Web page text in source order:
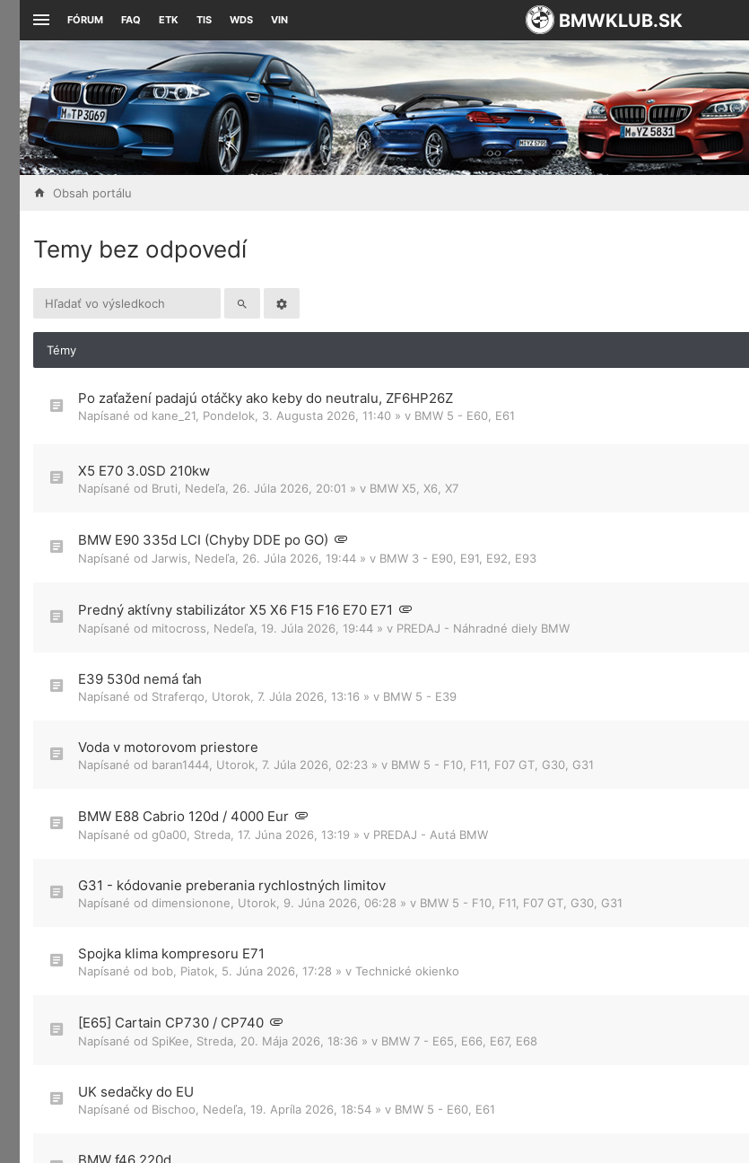
FÓRUM FAQ ETK TIS WDS VIN BMWKLUB.SK
Obsah portálu
Temy bez odpovedí
Témy
Po zaťažení padajú otáčky ako keby do neutralu, ZF6HP26Z
Napísané od kane_21 Pondelok, 3. Augusta 2026, 11:40 » v BMW 5 - E60, E61
X5 E70 3.0SD 210kw
Napísané od Bruti Nedeľa, 26. Júla 2026, 20:01 » v BMW X5, X6, X7
BMW E90 335d LCI (Chyby DDE po GO)
Napísané od Jarwis Nedeľa, 26. Júla 2026, 19:44 » v BMW 3 - E90, E91, E92, E93
Predný aktívny stabilizátor X5 X6 F15 F16 E70 E71
Napísané od mitocross Nedeľa, 19. Júla 2026, 19:44 » v PREDAJ - Náhradné diely BMW
E39 530d nemá ťah
Napísané od Straferqo Utorok, 7. Júla 2026, 13:16 » v BMW 5 - E39
Voda v motorovom priestore
Napísané od baran1444 Utorok, 7. Júla 2026, 02:23 » v BMW 5 - F10, F11, F07 GT, G30, G31
BMW E88 Cabrio 120d / 4000 Eur
Napísané od g0a00 Streda, 17. Júna 2026, 13:19 » v PREDAJ - Autá BMW
G31 - kódovanie preberania rychlostných limitov
Napísané od dimensionone Utorok, 9. Júna 2026, 06:28 » v BMW 5 - F10, F11, F07 GT, G30, G31
Spojka klima kompresoru E71
Napísané od bob Piatok, 5. Júna 2026, 17:28 » v Technické okienko
[E65] Cartain CP730 / CP740
Napísané od SpiKee Streda, 20. Mája 2026, 18:36 » v BMW 7 - E65, E66, E67, E68
UK sedačky do EU
Napísané od Bischoo Nedeľa, 19. Apríla 2026, 18:54 » v BMW 5 - E60, E61